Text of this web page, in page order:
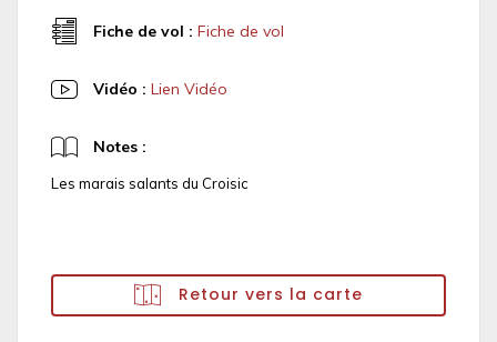
Fiche de vol : Fiche de vol
Vidéo : Lien Vidéo
Notes :
Les marais salants du Croisic
Retour vers la carte